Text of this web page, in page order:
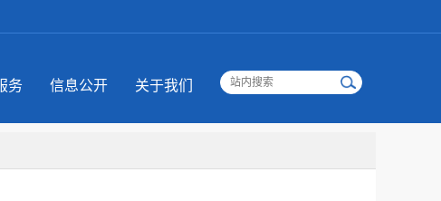
务 信息公开 关于我们